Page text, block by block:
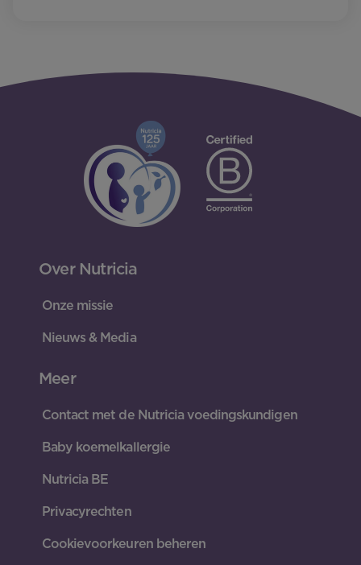
Over Nutricia
Onze missie
Nieuws & Media
Meer
Contact met de Nutricia voedingskundigen
Baby koemelkallergie
Nutricia BE
Privacyrechten
Cookievoorkeuren beheren